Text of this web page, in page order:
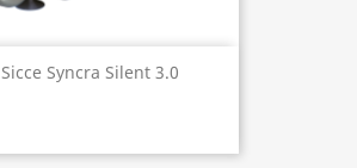
Sicce Syncra Silent 3.0